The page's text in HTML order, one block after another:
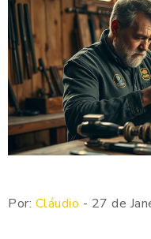
Por: Cláudio - 27 de